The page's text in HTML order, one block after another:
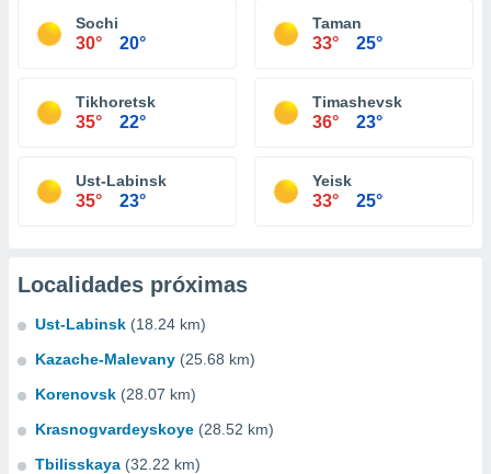
Sochi
30° 20°
Taman
33° 25°
Tikhoretsk
35° 22°
Timashevsk
36° 23°
Ust-Labinsk
35° 23°
Yeisk
33° 25°
Localidades próximas
Ust-Labinsk (18.24 km)
Kazache-Malevany (25.68 km)
Korenovsk (28.07 km)
Krasnogvardeyskoye (28.52 km)
Tbilisskaya (32.22 km)